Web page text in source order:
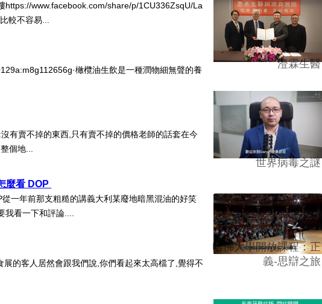
https://www.facebook.com/share/p/1CU336ZsqU/La
較不容易...
橄欖油生飲是一種潤物細無聲的養
有賣不掉的東西,只有賣不掉的價格老師的話套在今
個地...
麼看 DOP
一年前那支粗糙的講義大利某廢地暗黑混油的好笑
我看一下和評論....
的客人居然會跟我們說,你們看起來太高檔了,覺得不
澄霖生醫
世界病毒之謎
哈佛大學開放課程：正
義-思辯之旅